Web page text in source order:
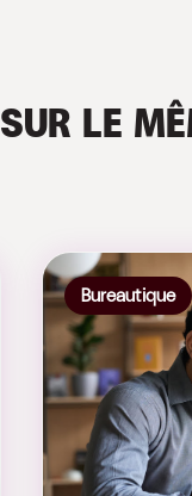
SUR LE
Bureautique